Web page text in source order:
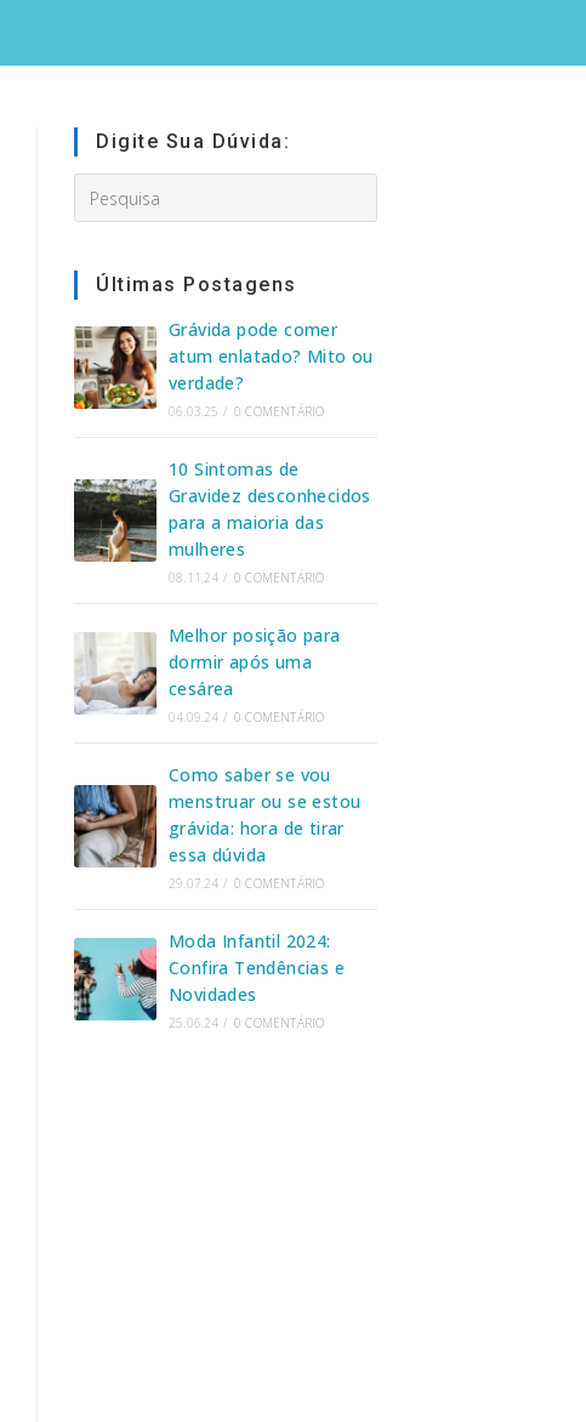
Digite Sua Dúvida:
this
Últimas Postagens
Grávida pode comer
atum enlatado? Mito ou
verdade?
06.03.25 / 0 COMENTÁRIO
10 Sintomas de
Gravidez desconhecidos
para a maioria das
mulheres
08.11.24 / 0 COMENTÁRIO
Melhor posição para
dormir após uma
cesárea
04.09.24 / 0 COMENTÁRIO
Como saber se vou
menstruar ou se estou
grávida: hora de tirar
essa dúvida
29.07.24 / 0 COMENTÁRIO
Moda Infantil 2024:
Confira Tendências e
Novidades
25.06.24 / 0 COMENTÁRIO